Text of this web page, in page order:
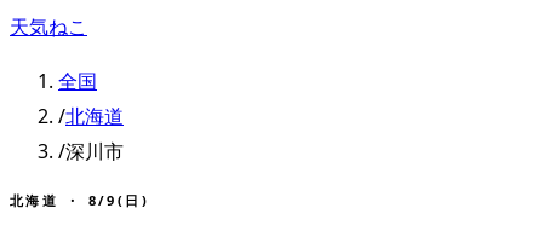
天気ねこ
全国
/北海道
/深川市
北海道 ・ 8/9(日)